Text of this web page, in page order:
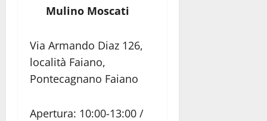
Mulino Moscati
Via Armando Diaz 126,
località Faiano,
Pontecagnano Faiano
Apertura: 10:00-13:00 /